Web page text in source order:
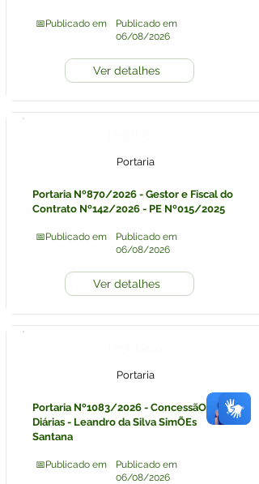
📅Publicado em
Publicado em
06/08/2026
Ver detalhes
Portaria
Portaria Nº870/2026 - Gestor e Fiscal do
Contrato Nº142/2026 - PE Nº015/2025
📅Publicado em
Publicado em
06/08/2026
Ver detalhes
Portaria
Portaria Nº1083/2026 - ConcessãO de
Diárias - Leandro da Silva SimÕEs
Santana
📅Publicado em
Publicado em
06/08/2026